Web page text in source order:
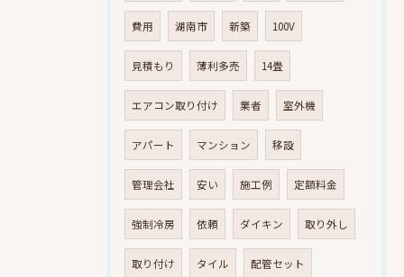
費用 湖南市 新築 100V
見積もり 薄利多売 14畳
エアコン取り付け 業者 室外機
アパート マンション 移設
管理会社 安い 施工例 定額料金
強制冷房 依頼 ダイキン 取り外し
取り付け タイル 配管セット